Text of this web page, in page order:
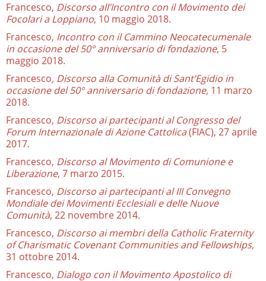
Francesco, Discorso all’Incontro con il Movimento dei
Focolari a Loppiano, 10 maggio 2018.
Francesco, Incontro con il Cammino Neocatecumenale
in occasione del 50° anniversario di fondazione, 5
maggio 2018.
Francesco, Discorso alla Comunità di Sant’Egidio in
occasione del 50° anniversario di fondazione, 11 marzo
2018.
Francesco, Discorso ai partecipanti al Congresso del
Forum Internazionale di Azione Cattolica(FIAC), 27 aprile
2017.
Francesco, Discorso al Movimento di Comunione e
Liberazione, 7 marzo 2015.
Francesco, Discorso ai partecipanti al III Convegno
Mondiale dei Movimenti Ecclesiali e delle Nuove
Comunità, 22 novembre 2014.
Francesco, Discorso ai membri della Catholic Fraternity
of Charismatic Covenant Communities and Fellowships,
31 ottobre 2014.
Francesco, Dialogo con il Movimento Apostolico di